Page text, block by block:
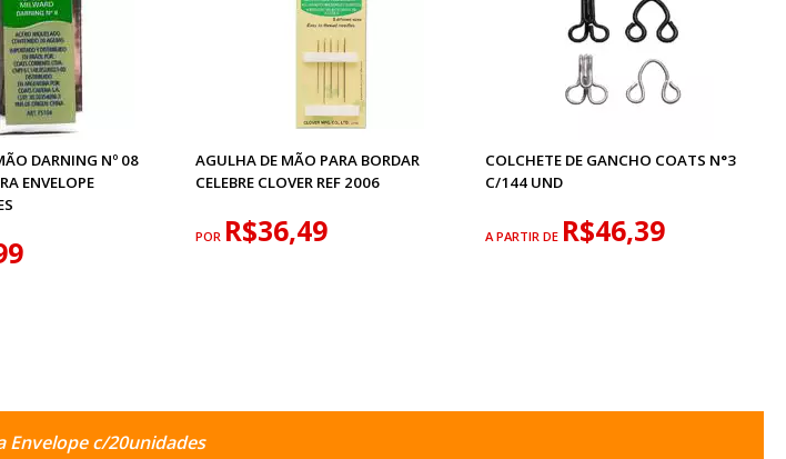
DARNING Nº 08
ENVELOPE
AGULHA DE MÃO PARA BORDAR
CELEBRE CLOVER REF 2006
POR R$36,49
COLCHETE DE GANCHO COATS N°3
C/144 UND
A PARTIR DE R$46,39
Envelope c/20unidades